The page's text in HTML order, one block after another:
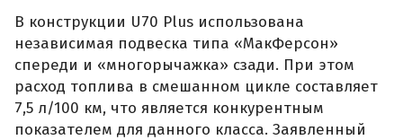
В конструкции U70 Plus использована
независимая подвеска типа «МакФерсон»
спереди и «многорычажка» сзади. При этом
расход топлива в смешанном цикле составляет
7,5 л/100 км, что является конкурентным
показателем для данного класса. Заявленный